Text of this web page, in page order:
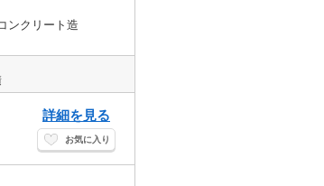
ンクリート造
詳細を見る
お気に入り